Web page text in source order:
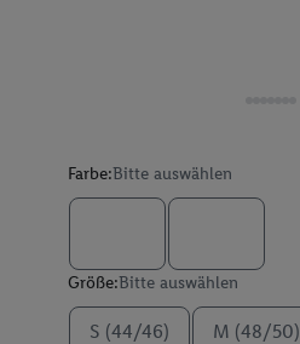
Farbe:Bitte auswählen
Größe:Bitte auswählen
S (44/46) M (48/50)